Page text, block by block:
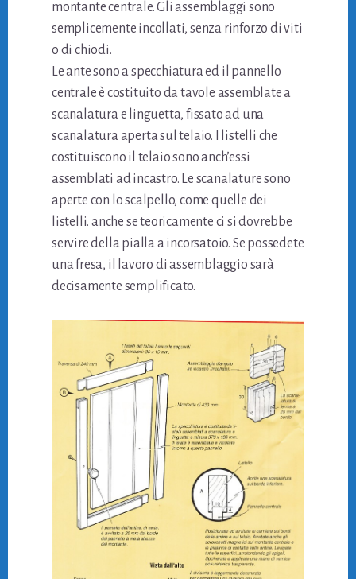
montante centrale. Gli assemblaggi sono
semplicemente incollati, senza rinforzo di viti
o di chiodi.
Le ante sono a specchiatura ed il pannello
centrale è costituito da tavole assemblate a
scanalatura e linguetta, fissato ad una
scanalatura aperta sul telaio. I listelli che
costituiscono il telaio sono anch’essi
assemblati ad incastro. Le scanalature sono
aperte con lo scalpello, come quelle dei
listelli. anche se teoricamente ci si dovrebbe
servire della pialla a incorsatoio. Se possedete
una fresa, il lavoro di assemblaggio sarà
decisamente semplificato.